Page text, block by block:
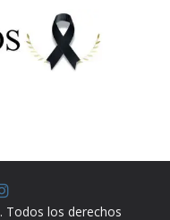
. Todos los derechos